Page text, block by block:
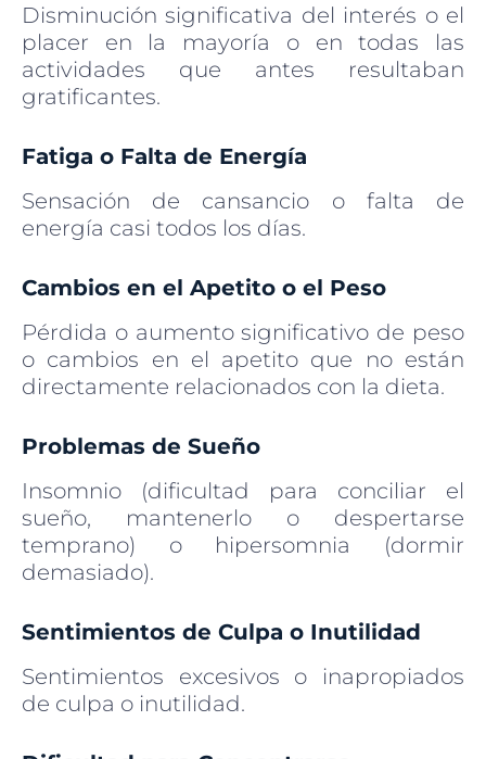
Disminución significativa del interés o el
placer en la mayoría o en todas las
actividades que antes resultaban
gratificantes.
Fatiga o Falta de Energía
Sensación de cansancio o falta de
energía casi todos los días.
Cambios en el Apetito o el Peso
Pérdida o aumento significativo de peso
o cambios en el apetito que no están
directamente relacionados con la dieta.
Problemas de Sueño
Insomnio (dificultad para conciliar el
sueño, mantenerlo o despertarse
temprano) o hipersomnia (dormir
demasiado).
Sentimientos de Culpa o Inutilidad
Sentimientos excesivos o inapropiados
de culpa o inutilidad.